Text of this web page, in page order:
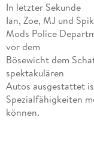
In letzter Sekunde
Ian, Zoe, MJ und
Mods Police
vor dem
Bösewicht dem
spektakulären
Autos ausgestattet
Spezialfähigkeiten
können.